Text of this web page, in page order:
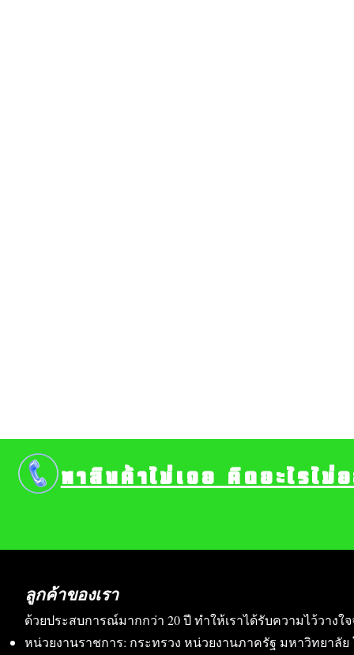
ลูกค้าของเรา
ด้วยประสบการณ์มากกว่า 20 ปี ทำให้เราได้รับความไว้วา
หน่วยงานราชการ: กระทรวง หน่วยงานภาครัฐ มหาวิทยาลัย
หาสินค้าไม่เจอ คิดอะไรไ